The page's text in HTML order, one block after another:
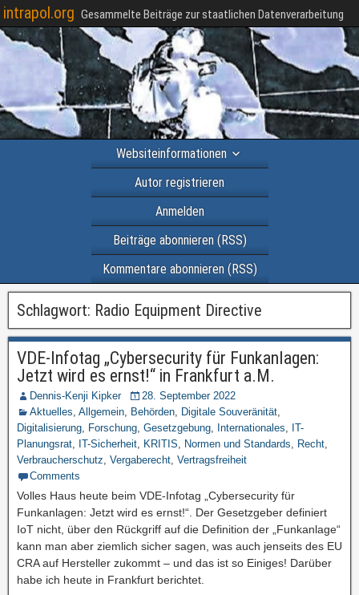
intrapol.org Gesammelte Beiträge zur staatlichen Datenverarbeitung
Websiteinformationen
Autor registrieren
Anmelden
Beiträge abonnieren (RSS)
Kommentare abonnieren (RSS)
Schlagwort: Radio Equipment Directive
VDE-Infotag „Cybersecurity für Funkanlagen:
Jetzt wird es ernst!“ in Frankfurt a.M.
Dennis-Kenji Kipker
28. September 2022
Aktuelles, Allgemein, Behörden, Digitale Souveränität,
Digitalisierung, Forschung, Gesetzgebung, Internationales, IT-
Planungsrat, IT-Sicherheit, KRITIS, Normen und Standards, Recht,
Verbraucherschutz, Vergaberecht, Vertragsfreiheit
Comments
Volles Haus heute beim VDE-Infotag „Cybersecurity für
Funkanlagen: Jetzt wird es ernst!“. Der Gesetzgeber definiert
IoT nicht, über den Rückgriff auf die Definition der „Funkanlage“
kann man aber ziemlich sicher sagen, was auch jenseits des EU
CRA auf Hersteller zukommt – und das ist so Einiges! Darüber
habe ich heute in Frankfurt berichtet.